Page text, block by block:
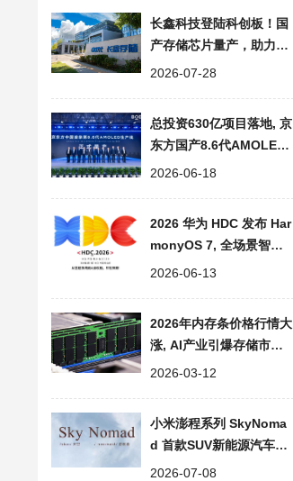
长鑫科技登陆科创板！国
产存储芯片量产，助力存
储产业链自主发展
2026-07-28
总投资630亿项目落地, 京
东方国产8.6代AMOLED
柔性显示屏量产
2026-06-18
2026 华为 HDC 发布 Har
monyOS 7, 全场景智能
操作系统迈入 Agent 时
2026-06-13
2026年内存条价格行情大
涨, AI产业引爆存储市场
供需失衡, 消费端全面承
2026-03-12
小米澎程系列 SkyNoma
d 首款SUV新能源汽车预
计7月底发布、8月正式上
2026-07-08